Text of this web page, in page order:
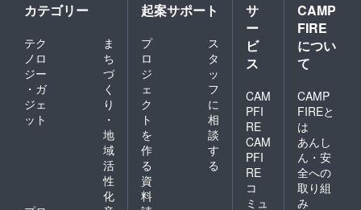
カテゴリー
テク
ノロ
ジー
・ガ
ジェ
ット
ま
ち
づ
く
り
・
地
域
活
性
化
起案サポート
プ
ロ
ジ
ェ
ク
ト
を
作
る
ス
タ
ッ
フ
に
相
談
す
る
資
料
サ
ー
ビ
ス
CAM
PFI
RE
CAM
PFI
RE
コ
ミュ
CAMP
FIRE
につい
て
CAMP
FIREと
は
あんし
ん・安
全への
取り組
み